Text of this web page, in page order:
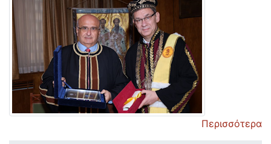
Περισσότερα